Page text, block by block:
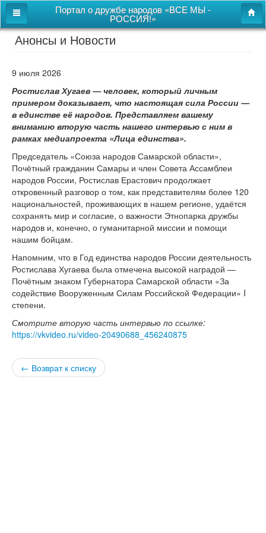
Портал о дружбе народов «ВСЕ МЫ -
РОССИЯ!»
Главная
Новости
СВОи
Этнокультурная карта
Казачий центр
Детям
Видео
Поиск
Перейти к полной
версии сайта
Анонсы и Новости
9 июля 2026
Ростислав Хугаев — человек, который личным
примером доказывает, что настоящая сила России —
в единстве её народов. Представляем вашему
вниманию вторую часть нашего интервью с ним в
рамках медиапроекта «Лица единства».
Председатель «Союза народов Самарской области»,
Почётный гражданин Самары и член Совета Ассамблеи
народов России, Ростислав Ерастович продолжает
откровенный разговор о том, как представителям более 120
национальностей, проживающих в нашем регионе, удаётся
сохранять мир и согласие, о важности Этнопарка дружбы
народов и, конечно, о гуманитарной миссии и помощи
нашим бойцам.
Напомним, что в Год единства народов России деятельность
Ростислава Хугаева была отмечена высокой наградой —
Почётным знаком Губернатора Самарской области «За
содействие Вооруженным Силам Российской Федерации» I
степени.
Смотрите вторую часть интервью по ссылке:
https://vkvideo.ru/video-20490688_456240875
← Возврат к списку